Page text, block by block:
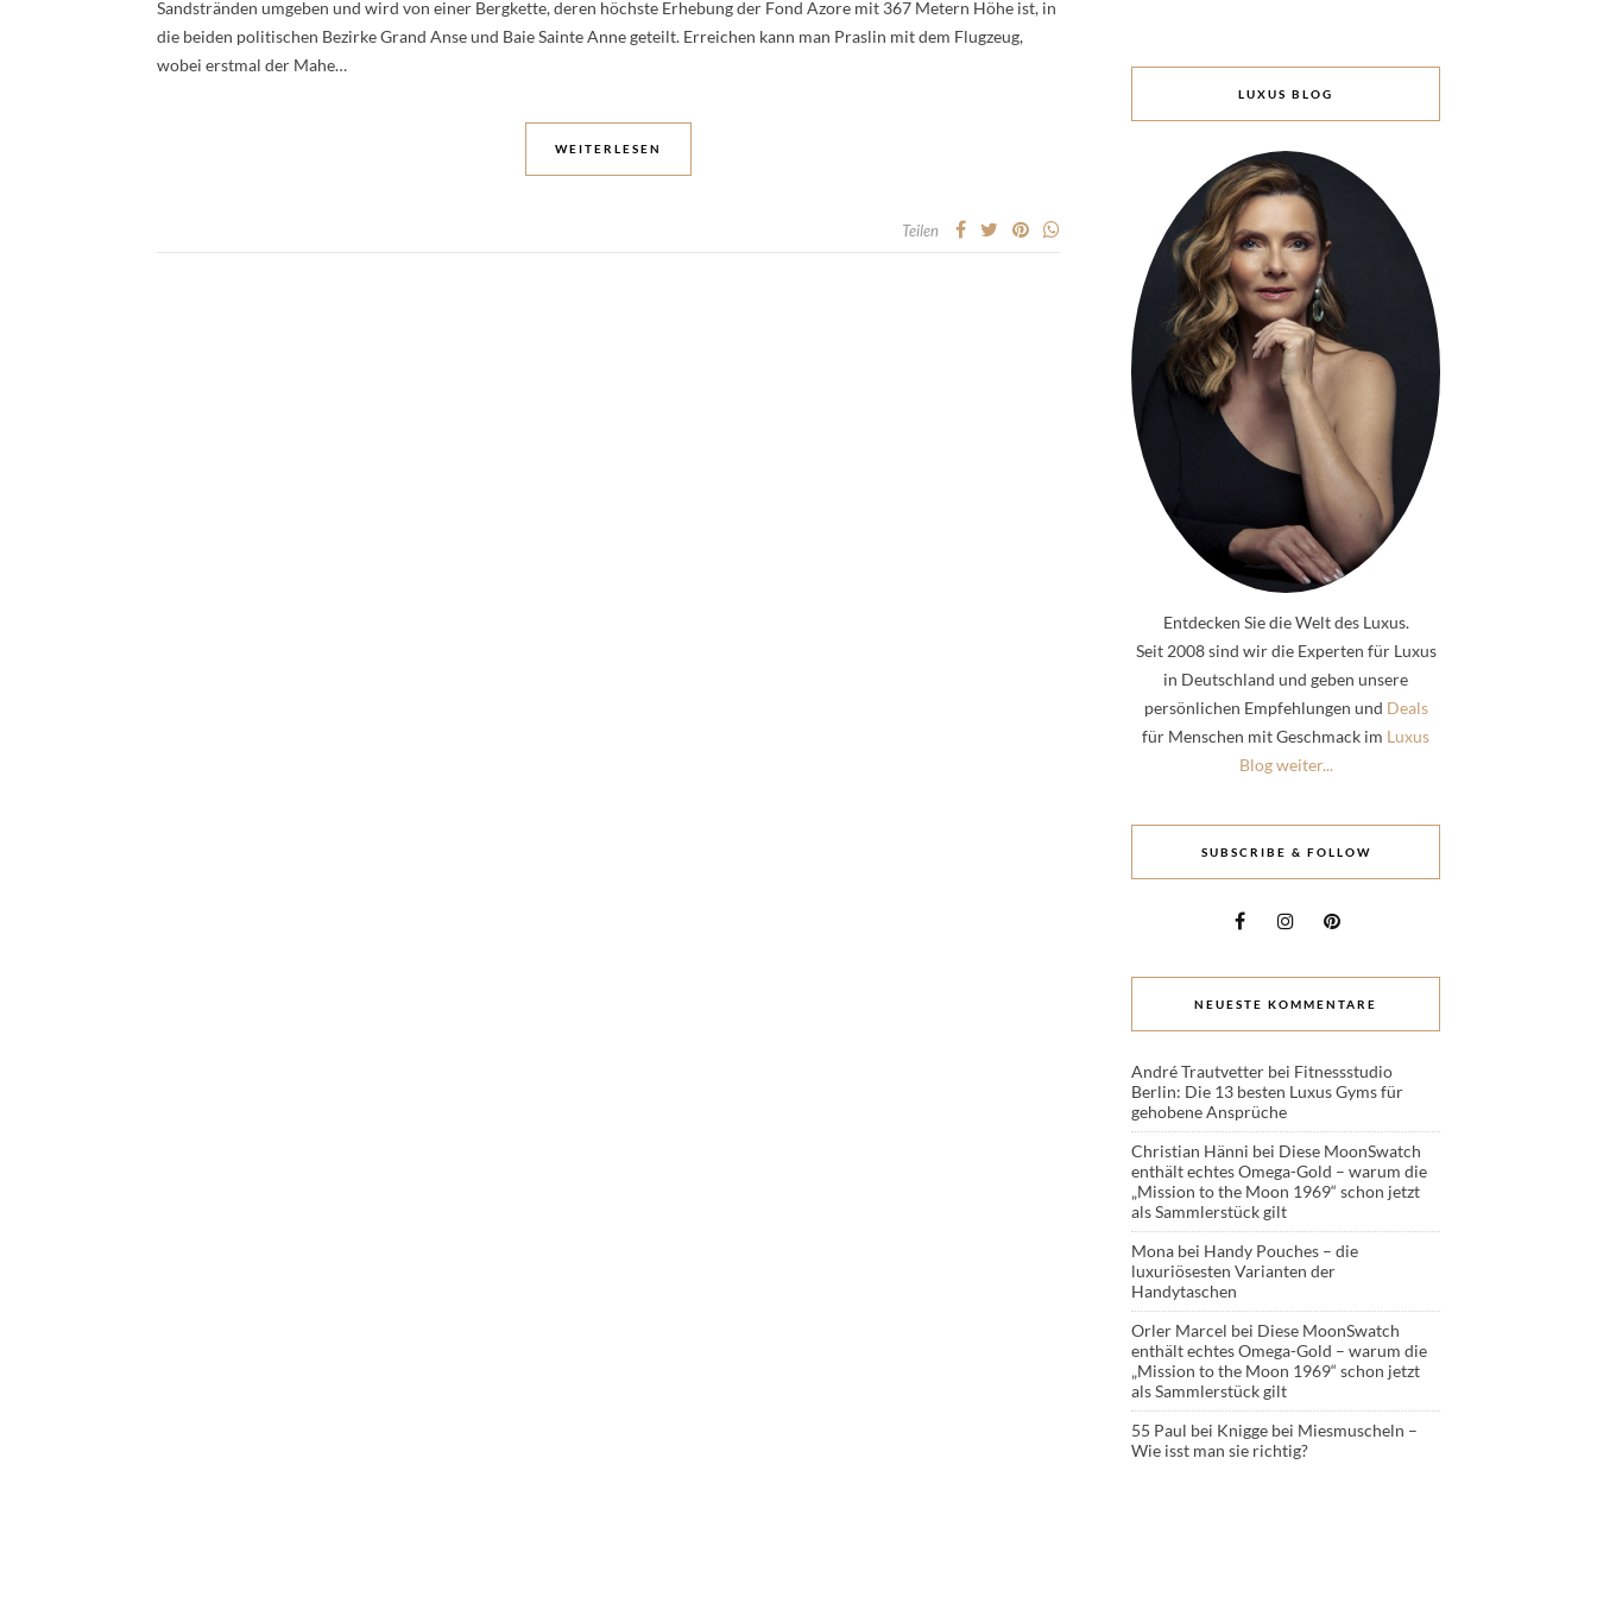
Sandstränden umgeben und wird von einer Bergkette, deren höchste Erhebung der Fond Azore mit 367 Metern Höhe ist, in
die beiden politischen Bezirke Grand Anse und Baie Sainte Anne geteilt. Erreichen kann man Praslin mit dem Flugzeug,
wobei erstmal der Mahe…
WEITERLESEN
Teilen
LUXUS BLOG
Entdecken Sie die Welt des Luxus.
Seit 2008 sind wir die Experten für Luxus
in Deutschland und geben unsere
persönlichen Empfehlungen und Deals
für Menschen mit Geschmack im Luxus
Blog weiter...
SUBSCRIBE & FOLLOW
NEUESTE KOMMENTARE
André Trautvetter bei Fitnessstudio
Berlin: Die 13 besten Luxus Gyms für
gehobene Ansprüche
Christian Hänni bei Diese MoonSwatch
enthält echtes Omega-Gold – warum die
„Mission to the Moon 1969“ schon jetzt
als Sammlerstück gilt
Mona bei Handy Pouches – die
luxuriösesten Varianten der
Handytaschen
Orler Marcel bei Diese MoonSwatch
enthält echtes Omega-Gold – warum die
„Mission to the Moon 1969“ schon jetzt
als Sammlerstück gilt
55 Paul bei Knigge bei Miesmuscheln –
Wie isst man sie richtig?